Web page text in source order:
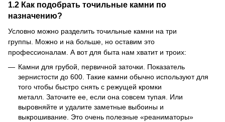
1.2 Как подобрать точильные камни по
назначению?
Условно можно разделить точильные камни на три
группы. Можно и на больше, но оставим это
профессионалам. А вот для быта нам хватит и троих:
Камни для грубой, первичной заточки. Показатель
зернистости до 600. Такие камни обычно используют для
того чтобы быстро снять с режущей кромки
металл. Заточите ее, если она совсем тупая. Или
выровняйте и удалите заметные выбоины и
выкрошивание. Это очень полезные «реаниматоры»